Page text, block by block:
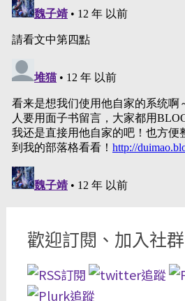
歡迎訂閱、加入社群